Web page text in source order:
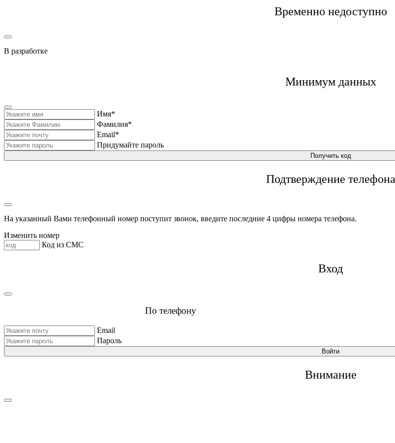
Временно недоступно
В разработке
Минимум данных
Имя*
Фамилия*
Email*
Придумайте пароль
Получить код
Подтверждение телефона
На указанный Вами телефонный номер поступит звонок, введите последние 4 цифры номера телефона.
Изменить номер
Код из СМС
Вход
По телефону
Email
Пароль
Войти
Внимание